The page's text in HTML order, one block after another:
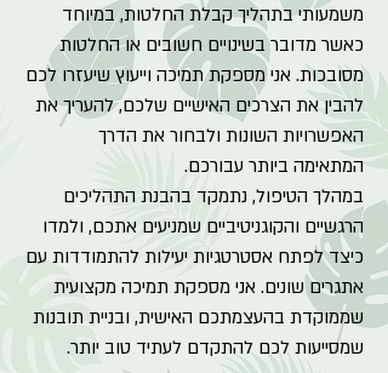
משמעותי בתהליך קבלת החלטות, במיוחד
כאשר מדובר בשינויים חשובים או החלטות
מסובכות. אני מספקת תמיכה וייעוץ שיעזרו לכם
להבין את הצרכים האישיים שלכם, להעריך את
האפשרויות השונות ולבחור את הדרך
המתאימה ביותר עבורכם.
במהלך הטיפול, נתמקד בהבנת התהליכים
הרגשיים והקוגניטיביים שמניעים אתכם, ולמדו
כיצד לפתח אסטרטגיות יעילות להתמודדות עם
אתגרים שונים. אני מספקת תמיכה מקצועית
שממוקדת בהעצמתכם האישית, ובניית תובנות
שמסייעות לכם להתקדם לעתיד טוב יותר.